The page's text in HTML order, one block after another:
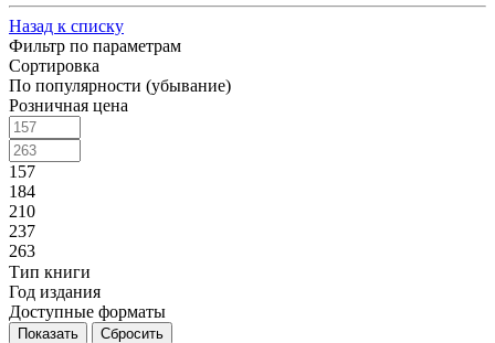
Назад к списку
Фильтр по параметрам
Сортировка
По популярности (убывание)
Розничная цена
157
184
210
237
263
Тип книги
Год издания
Доступные форматы
Сбросить